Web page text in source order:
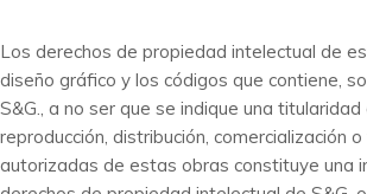
Los derechos de propiedad intelectual de
diseño gráfico y los códigos que contiene,
S&G., a no ser que se indique una
reproducción, distribución, comercialización
autorizadas de estas obras constituye una